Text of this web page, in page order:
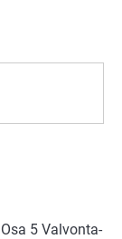
5 Valvonta-